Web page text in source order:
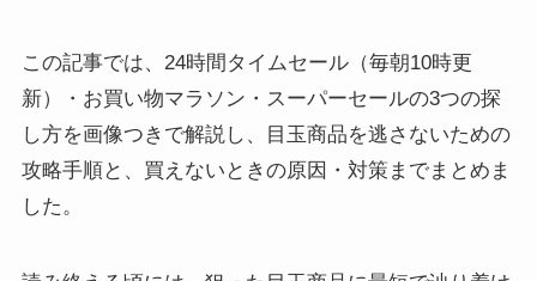
この記事では、24時間タイムセール（毎朝10時更
新）・お買い物マラソン・スーパーセールの3つの探
し方を画像つきで解説し、目玉商品を逃さないための
攻略手順と、買えないときの原因・対策までまとめま
した。